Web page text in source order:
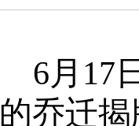
6月17
的乔迁